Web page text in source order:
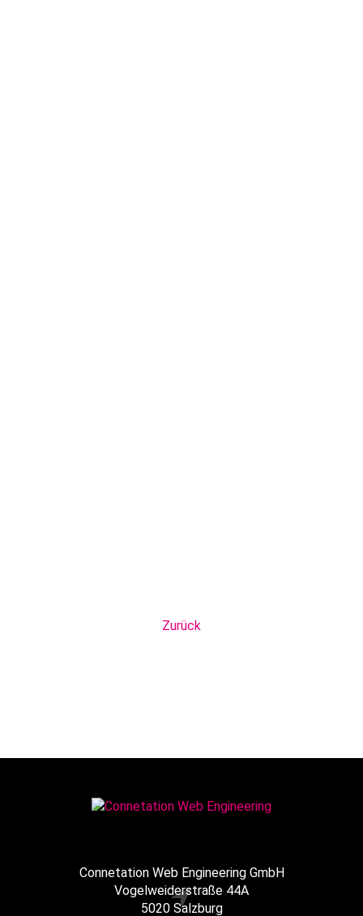
Zurück
Connetation Web Engineering GmbH
Vogelweiderstraße 44A
5020 Salzburg